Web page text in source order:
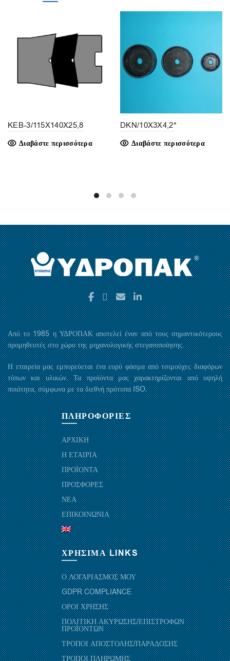
KEB-3/115X140X25,8
Διαβάστε περισσότερα
DKN/10X3X4,2*
Διαβάστε περισσότερα
Από το 1985 η ΥΔΡΟΠΑΚ αποτελεί έναν από τους σημαντικότερους
προμηθευτές στο χώρο της μηχανολογικής στεγανοποίησης.
Η εταιρεία μας εμπορεύεται ένα ευρύ φάσμα από τσιμούχες διαφόρων
τύπων και υλικών. Τα προϊόντα μας χαρακτηρίζονται από υψηλή
ποιότητα, σύμφωνα με τα διεθνή πρότυπα ISO.
ΠΛΗΡΟΦΟΡΙΕΣ
ΑΡΧΙΚΗ
Η ΕΤΑΙΡΙΑ
ΠΡΟΪΟΝΤΑ
ΠΡΟΣΦΟΡΕΣ
ΝΕΑ
ΕΠΙΚΟΙΝΩΝΙΑ
ΧΡΗΣΙΜΑ LINKS
Ο ΛΟΓΑΡΙΑΣΜΟΣ ΜΟΥ
GDPR COMPLIANCE
ΟΡΟΙ ΧΡΗΣΗΣ
ΠΟΛΙΤΙΚΗ ΑΚΥΡΩΣΗΣ/ΕΠΙΣΤΡΟΦΩΝ
ΠΡΟΪΟΝΤΩΝ
ΤΡΟΠΟΙ ΑΠΟΣΤΟΛΗΣ/ΠΑΡΑΔΟΣΗΣ
ΤΡΟΠΟΙ ΠΛΗΡΩΜΗΣ